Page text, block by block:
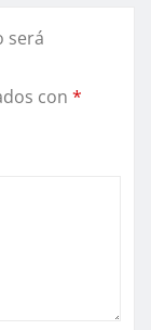
será
con *